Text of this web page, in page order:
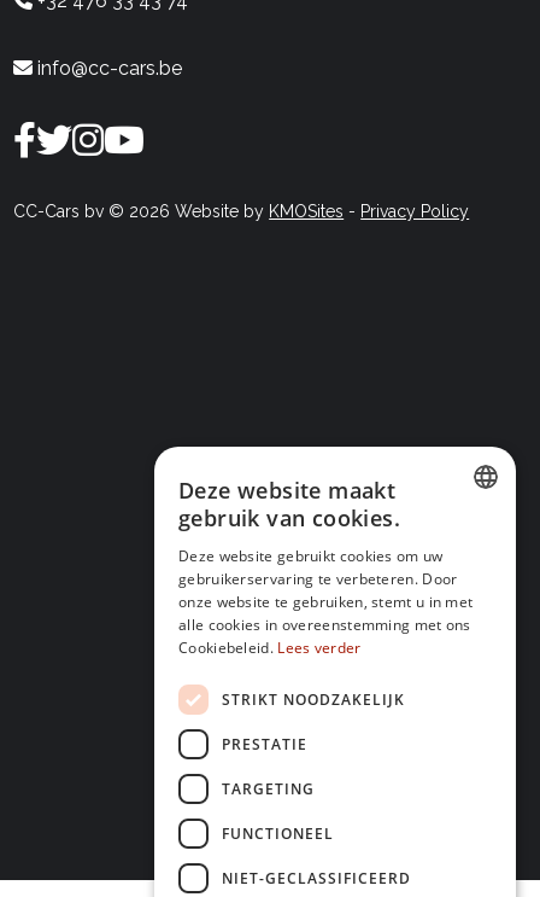
info@cc-cars.be
CC-Cars bv © 2026 Website by KMOSites - Privacy Policy
FRENCH
Deze website maakt
gebruik van cookies.
Deze website gebruikt cookies om uw
gebruikerservaring te verbeteren. Door
onze website te gebruiken, stemt u in met
alle cookies in overeenstemming met ons
Cookiebeleid. Lees verder
STRIKT NOODZAKELIJK
PRESTATIE
TARGETING
FUNCTIONEEL
NIET-GECLASSIFICEERD